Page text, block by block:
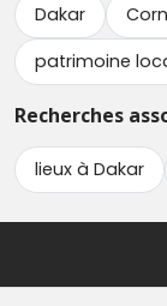
Dakar
patrimoine
Recherches
lieux à Dakar